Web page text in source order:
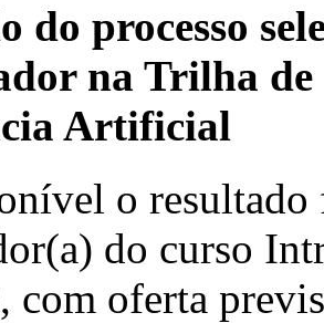
do processo
na Trilha de
Artificial
o resultado
do curso
com oferta